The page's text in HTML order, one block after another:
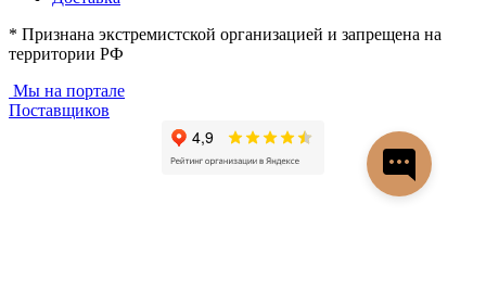
* Признана экстремистской организацией и запрещена на
территории РФ
Мы на портале
Поставщиков